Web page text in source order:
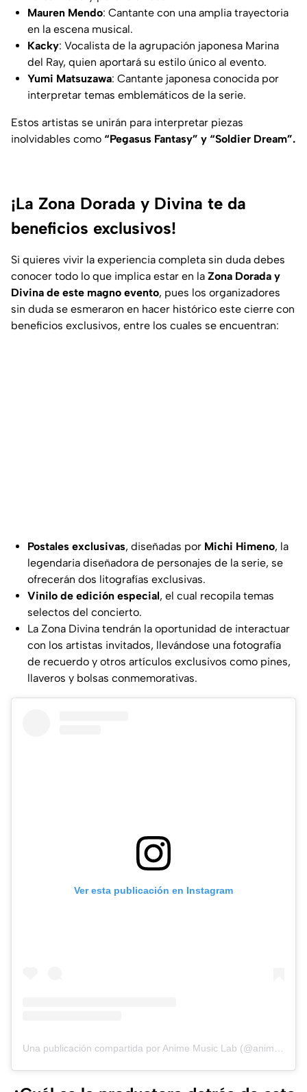
Mauren Mendo: Cantante con una amplia trayectoria
en la escena musical.
Kacky: Vocalista de la agrupación japonesa Marina
del Ray, quien aportará su estilo único al evento.
Yumi Matsuzawa: Cantante japonesa conocida por
interpretar temas emblemáticos de la serie.
Estos artistas se unirán para interpretar piezas
inolvidables como “Pegasus Fantasy” y “Soldier Dream”.
¡La Zona Dorada y Divina te da
beneficios exclusivos!
Si quieres vivir la experiencia completa sin duda debes
conocer todo lo que implica estar en la Zona Dorada y
Divina de este magno evento, pues los organizadores
sin duda se esmeraron en hacer histórico este cierre con
beneficios exclusivos, entre los cuales se encuentran:
Postales exclusivas, diseñadas por Michi Himeno, la
legendaria diseñadora de personajes de la serie, se
ofrecerán dos litografías exclusivas.
Vinilo de edición especial, el cual recopila temas
selectos del concierto.
La Zona Divina tendrán la oportunidad de interactuar
con los artistas invitados, llevándose una fotografía
de recuerdo y otros artículos exclusivos como pines,
llaveros y bolsas conmemorativas.
Ver esta publicación en Instagram